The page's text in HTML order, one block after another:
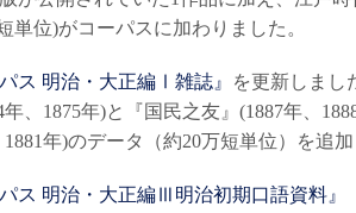
単位)がコーパスに加わりました。
ス 明治・大正編Ⅰ雑誌』
を更新しまし
年、1875年)と『国民之友』(1887年、
年)のデータ（約20万短単位）を追
ス 明治・大正編Ⅲ明治初期口語資料』